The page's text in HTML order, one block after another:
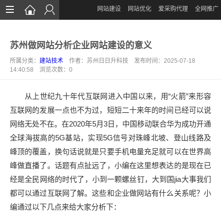
网站建设
网站优化
全网推广
案例展示
新闻中心
关于我们
联系我们
网站建设 网站优化 爱采购代理 全网推广
苏州做网站分析企业网站建设的意义
所属分类： 建站技术 作者：苏州日日升科技 发布时间：2025-07-18
14:40:58 浏览次数： 0
从上世纪九十年代互联网进入中国以来，用“火箭”来形容
互联网的发展一点也不为过，短短二十来年的时间已经可以说
网络无处不在。在2020年5月3日，中国移动联合华为成功开通
全球海拔高的5G基站，实现5G信号对珠峰北坡、登山线路及
峰顶的覆盖，换句话说就是只要手机电量充足就可以在世界高
峰做直播了。话题有点扯远了，小编在这里想表达的是现在已
经是全民网络的时代了，小到一颗螺丝钉，大到国jia大事我们
都可以通过互联网了解。这些和企业做网站有什么关系呢？小
编通过以下几点来给大家分析下：